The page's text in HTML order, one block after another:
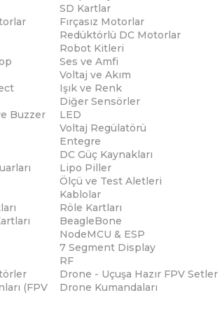
SD Kartlar
Fırçasız Motorlar
Redüktörlü DC Motorlar
Robot Kitleri
Ses ve Amfi
Voltaj ve Akım
Işık ve Renk
Diğer Sensörler
Buzzer LED
Voltaj Regülatörü
Entegre
DC Güç Kaynakları
Lipo Piller
Ölçü ve Test Aletleri
Kablolar
Röle Kartları
BeagleBone
NodeMCU & ESP
7 Segment Display
RF
Drone - Uçuşa Hazır FPV Setler
(FPV
Drone Kumandaları